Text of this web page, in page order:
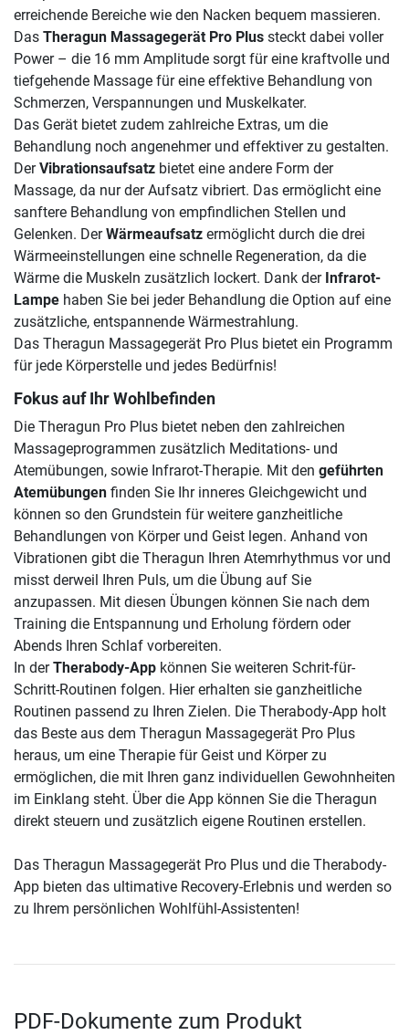
erreichende Bereiche wie den Nacken bequem massieren.
Das Theragun Massagegerät Pro Plus steckt dabei voller
Power – die 16 mm Amplitude sorgt für eine kraftvolle und
tiefgehende Massage für eine effektive Behandlung von
Schmerzen, Verspannungen und Muskelkater.
Das Gerät bietet zudem zahlreiche Extras, um die
Behandlung noch angenehmer und effektiver zu gestalten.
DerVibrationsaufsatz bietet eine andere Form der
Massage, da nur der Aufsatz vibriert. Das ermöglicht eine
sanftere Behandlung von empfindlichen Stellen und
Gelenken. DerWärmeaufsatz ermöglicht durch die drei
Wärmeeinstellungen eine schnelle Regeneration, da die
Wärme die Muskeln zusätzlich lockert. Dank der Infrarot-
Lampe haben Sie bei jeder Behandlung die Option auf eine
zusätzliche, entspannende Wärmestrahlung.
Das Theragun Massagegerät Pro Plus bietet ein Programm
für jede Körperstelle und jedes Bedürfnis!
Fokus auf Ihr Wohlbefinden
Die Theragun Pro Plus bietet neben den zahlreichen
Massageprogrammen zusätzlich Meditations- und
Atemübungen, sowie Infrarot-Therapie. Mit den geführten
Atemübungen finden Sie Ihr inneres Gleichgewicht und
können so den Grundstein für weitere ganzheitliche
Behandlungen von Körper und Geist legen. Anhand von
Vibrationen gibt die Theragun Ihren Atemrhythmus vor und
misst derweil Ihren Puls, um die Übung auf Sie
anzupassen. Mit diesen Übungen können Sie nach dem
Training die Entspannung und Erholung fördern oder
Abends Ihren Schlaf vorbereiten.
In derTherabody-App können Sie weiteren Schrit-für-
Schritt-Routinen folgen. Hier erhalten sie ganzheitliche
Routinen passend zu Ihren Zielen. Die Therabody-App holt
das Beste aus dem Theragun Massagegerät Pro Plus
heraus, um eine Therapie für Geist und Körper zu
ermöglichen, die mit Ihren ganz individuellen Gewohnheiten
im Einklang steht. Über die App können Sie die Theragun
direkt steuern und zusätzlich eigene Routinen erstellen.
Das Theragun Massagegerät Pro Plus und die Therabody-
App bieten das ultimative Recovery-Erlebnis und werden so
zu Ihrem persönlichen Wohlfühl-Assistenten!
PDF-Dokumente zum Produkt